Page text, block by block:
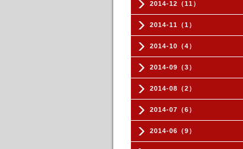
2014-12（11）
2014-11（1）
2014-10（4）
2014-09（3）
2014-08（2）
2014-07（6）
2014-06（9）